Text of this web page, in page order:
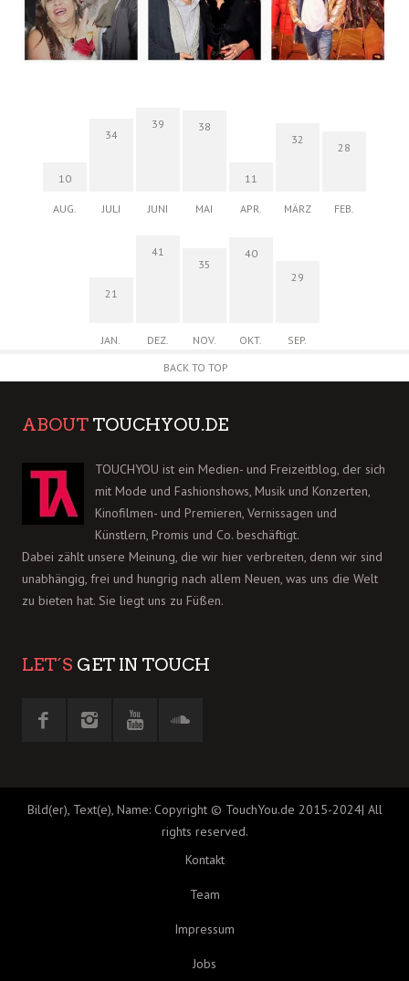
10
AUG.
34
JULI
39
JUNI
38
MAI
11
APR.
32
MÄRZ
28
FEB.
21
JAN.
41
DEZ.
35
NOV.
40
OKT.
29
SEP.
BACK TO TOP
ABOUT TOUCHYOU.DE
TOUCHYOU ist ein Medien- und Freizeitblog, der sich
mit Mode und Fashionshows, Musik und Konzerten,
Kinofilmen- und Premieren, Vernissagen und
Künstlern, Promis und Co. beschäftigt.
Dabei zählt unsere Meinung, die wir hier verbreiten, denn wir sind
unabhängig, frei und hungrig nach allem Neuen, was uns die Welt
zu bieten hat. Sie liegt uns zu Füßen.
LET´S GET IN TOUCH
Bild(er), Text(e), Name: Copyright © TouchYou.de 2015-2024| All
rights reserved.
Kontakt
Team
Impressum
Jobs